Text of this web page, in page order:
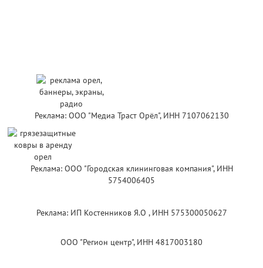
Реклама: ООО "Медиа Траст Орёл", ИНН 7107062130
Реклама: ООО "Городская клининговая компания", ИНН
5754006405
Реклама: ИП Костенников Я.О , ИНН 575300050627
ООО "Регион центр", ИНН 4817003180